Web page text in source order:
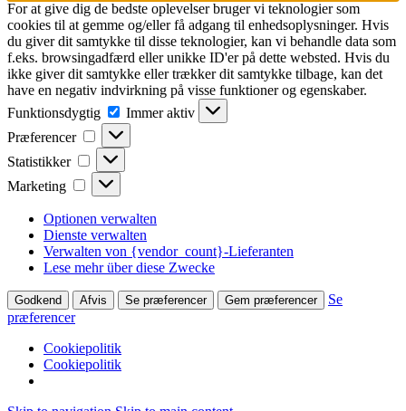
For at give dig de bedste oplevelser bruger vi teknologier som
cookies til at gemme og/eller få adgang til enhedsoplysninger. Hvis
du giver dit samtykke til disse teknologier, kan vi behandle data som
f.eks. browsingadfærd eller unikke ID'er på dette websted. Hvis du
ikke giver dit samtykke eller trækker dit samtykke tilbage, kan det
have en negativ indvirkning på visse funktioner og egenskaber.
Funktionsdygtig
Funktionsdygtig
Immer aktiv
Præferencer
Præferencer
Statistikker Statistikker
Marketing Marketing
Optionen verwalten
Dienste verwalten
Verwalten von {vendor_count}-Lieferanten
Lese mehr über diese Zwecke
Godkend Afvis Se præferencer Gem præferencer
Se
præferencer
Cookiepolitik
Cookiepolitik